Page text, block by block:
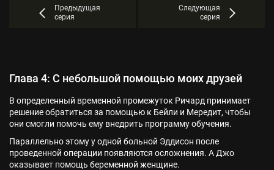
Предыдущая
серия
Следующая
серия
Глава 4: С небольшой помощью моих друзей
В определенный временной промежуток Ричард принимает
решение обратиться за помощью к Бейли и Мередит, чтобы
они смогли помочь ему внедрить программу обучения.
Параллельно этому у одной больной Эддисон после
проведенной операции появляются осложнения. А Джо
оказывает помощь беременной женщине.